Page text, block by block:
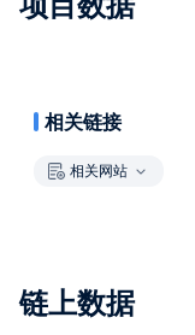
相关链接
相关网站
链上数据